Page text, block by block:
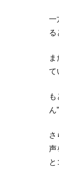
一
る
て
ん
さ
声
と